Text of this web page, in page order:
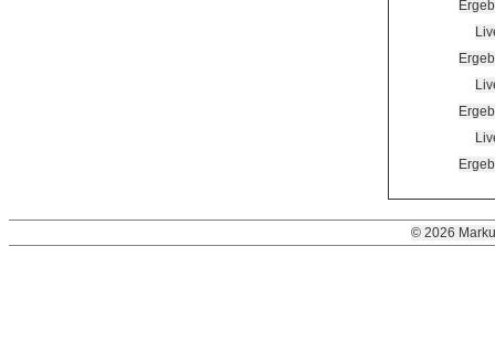
© 2026